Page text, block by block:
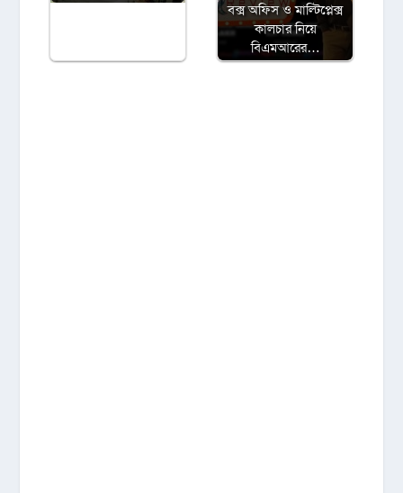
বক্স অফিস ও মাল্টিপ্লেক্স
কালচার নিয়ে
বিএমআরের…